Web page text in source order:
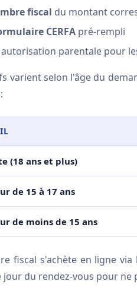
fiscal du montant
CERFA pré-rempli
autorisation parentale pour
varient selon l'âge du
(18 ans et plus)
de 15 à 17 ans
de moins de 15 ans
fiscal s'achète en ligne via
jour du rendez-vous pour